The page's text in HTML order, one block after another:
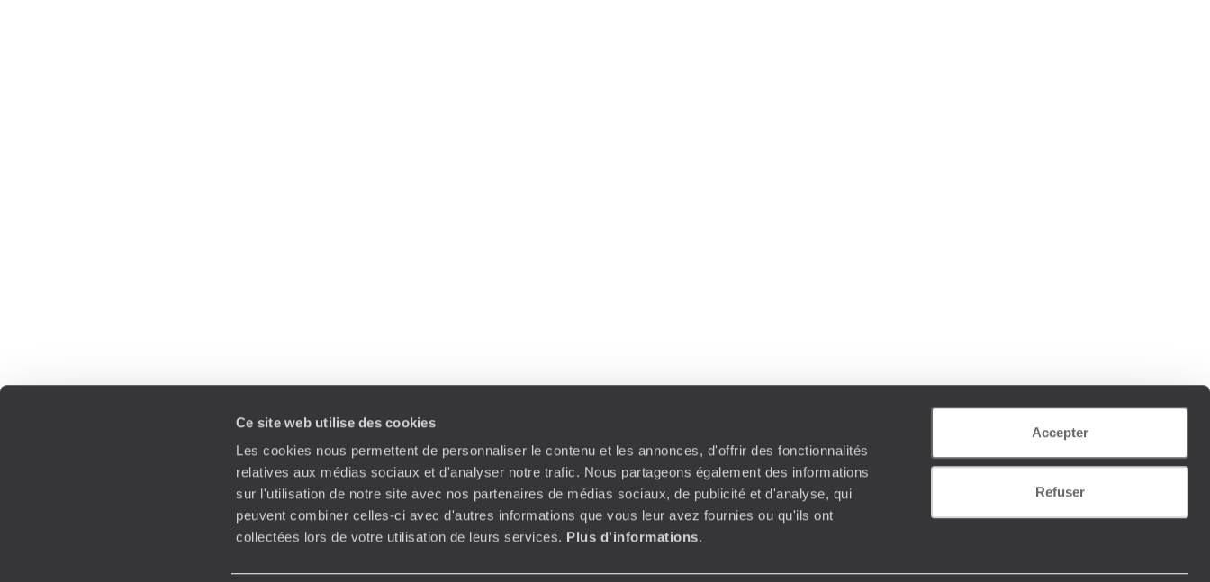
Ce site web utilise des cookies
Les cookies nous permettent de personnaliser le contenu et les annonces, d'offrir des fonctionnalités
relatives aux médias sociaux et d'analyser notre trafic. Nous partageons également des informations
sur l'utilisation de notre site avec nos partenaires de médias sociaux, de publicité et d'analyse, qui
peuvent combiner celles-ci avec d'autres informations que vous leur avez fournies ou qu'ils ont
collectées lors de votre utilisation de leurs services. Plus d'informations.
Accepter
Refuser